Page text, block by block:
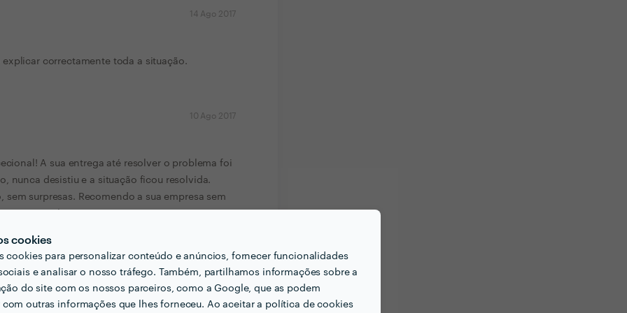
cookies
cookies para personalizar conteúdo e anúncios, fornecer funcionalidades
e analisar o nosso tráfego. Também, partilhamos informações sobre a
do site com os nossos parceiros, como a Google, que as podem
outras informações que lhes forneceu. Ao aceitar a política de cookies
14 Ago 2017
correctamente toda a situação.
10 Ago 2017
A sua entrega até resolver o problema foi
nunca desistiu e a situação ficou resolvida.
surpresas. Recomendo a sua empresa sem
nos voltaremos a cruzar!
E SERVIÇOS DE CANALIZAÇÃO,
CONFIANÃ‡A EM MIM DEPOSITADA. SEMPRE
ME ENTREGO A...